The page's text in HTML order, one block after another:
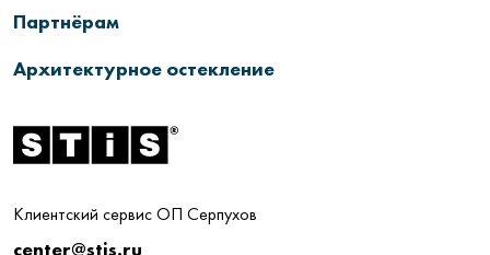
Партнёрам
Архитектурное остекление
Клиентский сервис ОП Серпухов
center@stis.ru